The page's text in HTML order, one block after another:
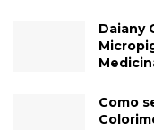
Daiany
Como